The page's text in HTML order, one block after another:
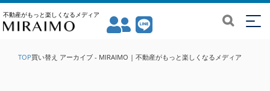
不動産がもっと楽しくなるメディア
TOP買い替え アーカイブ - MIRAIMO | 不動産がもっと楽しくなるメディア